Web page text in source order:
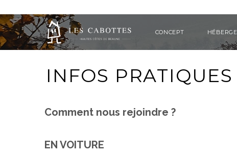
CONCEPT
INFOS PRATIQUES
Comment nous rejoindre ?
EN VOITURE